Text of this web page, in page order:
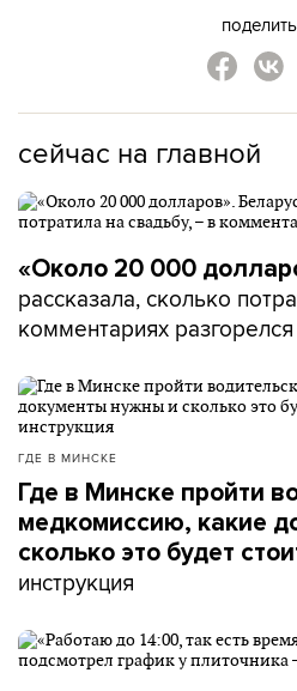
сейчас на главной
«Около 20 000
рассказала, сколько
комментариях
ГДЕ В МИНСКЕ
Где в Минске пройти
медкомиссию, какие
сколько это будет
инструкция